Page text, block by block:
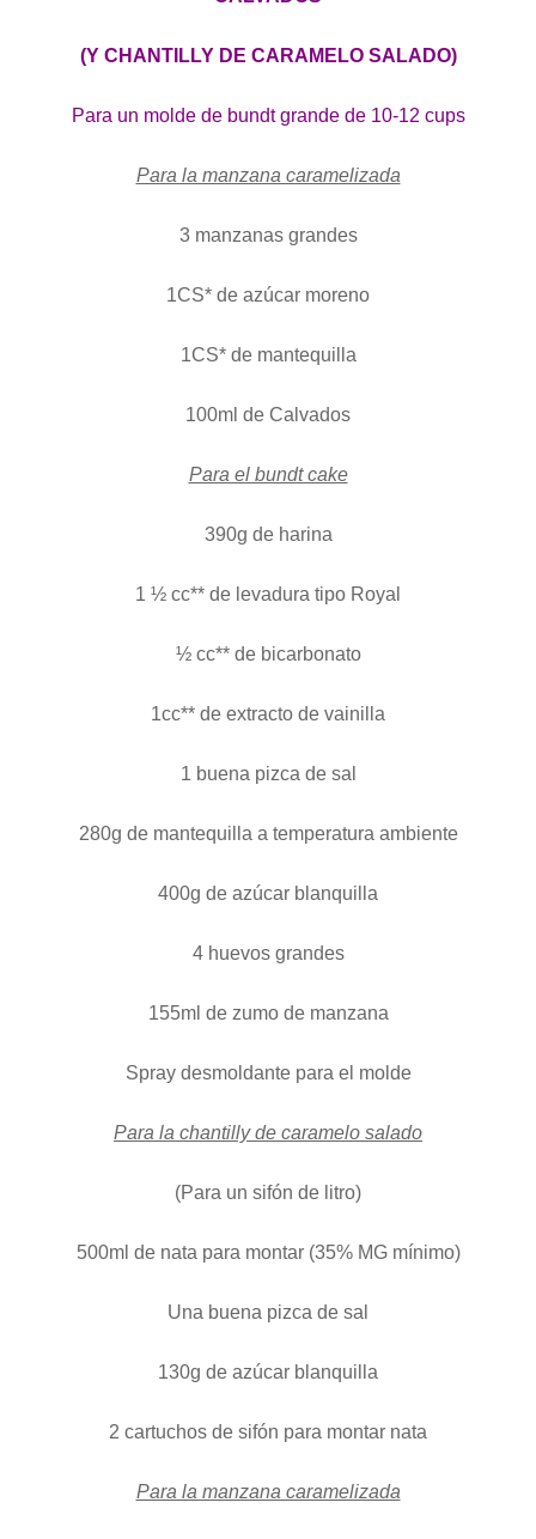
(Y CHANTILLY DE CARAMELO SALADO)
Para un molde de bundt grande de 10-12 cups
Para la manzana caramelizada
3 manzanas grandes
1CS* de azúcar moreno
1CS* de mantequilla
100ml de Calvados
Para el bundt cake
390g de harina
1 ½ cc** de levadura tipo Royal
½ cc** de bicarbonato
1cc** de extracto de vainilla
1 buena pizca de sal
280g de mantequilla a temperatura ambiente
400g de azúcar blanquilla
4 huevos grandes
155ml de zumo de manzana
Spray desmoldante para el molde
Para la chantilly de caramelo salado
(Para un sifón de litro)
500ml de nata para montar (35% MG mínimo)
Una buena pizca de sal
130g de azúcar blanquilla
2 cartuchos de sifón para montar nata
Para la manzana caramelizada